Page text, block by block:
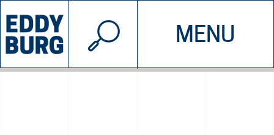
MENU
INIZIATIVE CHI SIAMO
© 2026 EDDYBURG